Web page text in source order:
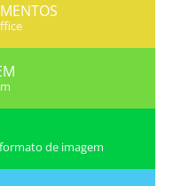
de imagem